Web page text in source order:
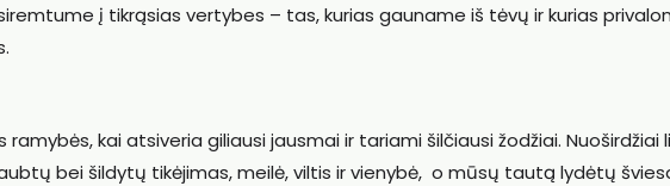
į tikrąsias vertybes – tas, kurias gauname iš tėvų ir kurias
ramybės, kai atsiveria giliausi jausmai ir tariami šilčiausi žodžiai. Nuoširdžiai
bei šildytų tikėjimas, meilė, viltis ir vienybė, o mūsų tautą lydėtų